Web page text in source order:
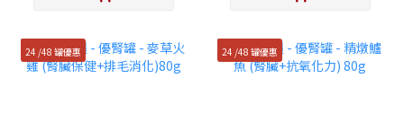
24 /48 罐優惠 24 /48 罐優惠